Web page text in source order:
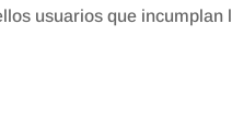
usuarios que